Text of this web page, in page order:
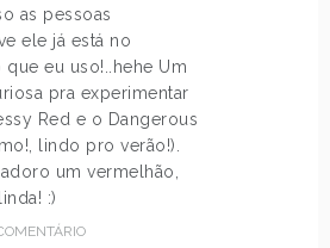
as pessoas
ele já está no
eu uso!..hehe Um
pra experimentar
Red e o Dangerous
lindo pro verão!).
um vermelhão,
:)